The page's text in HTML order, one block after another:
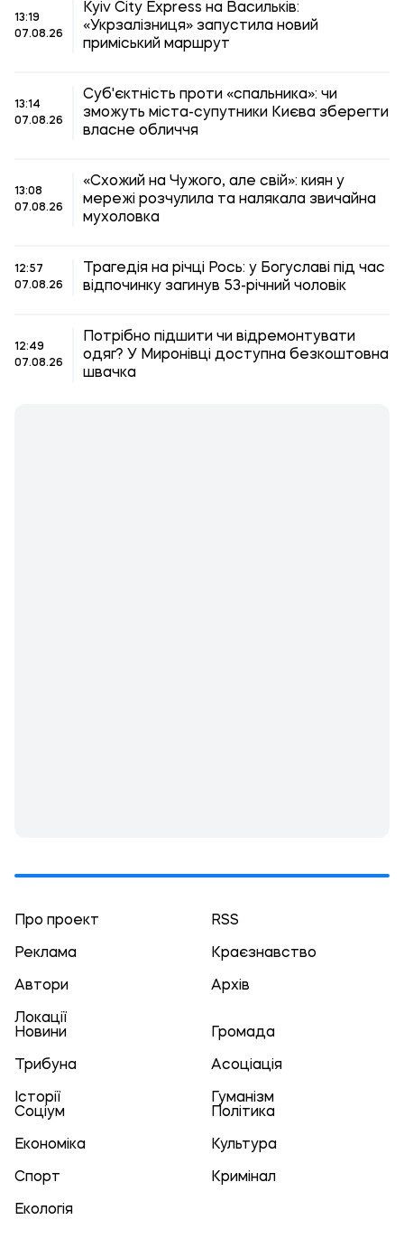
13:19
07.08.26
Kyiv City Express на Васильків:
«Укрзалізниця» запустила новий
приміський маршрут
13:14
07.08.26
Суб'єктність проти «спальника»: чи
зможуть міста-супутники Києва зберегти
власне обличчя
13:08
07.08.26
«Схожий на Чужого, але свій»: киян у
мережі розчулила та налякала звичайна
мухоловка
12:57
07.08.26
Трагедія на річці Рось: у Богуславі під час
відпочинку загинув 53-річний чоловік
12:49
07.08.26
Потрібно підшити чи відремонтувати
одяг? У Миронівці доступна безкоштовна
швачка
Про проект RSS
Реклама Краєзнавство
Автори Архів
Локації
Новини
Громада
Трибуна Асоціація
Історії
Гуманізм
Соціум
Політика
Економіка Культура
Спорт Кримінал
Екологія